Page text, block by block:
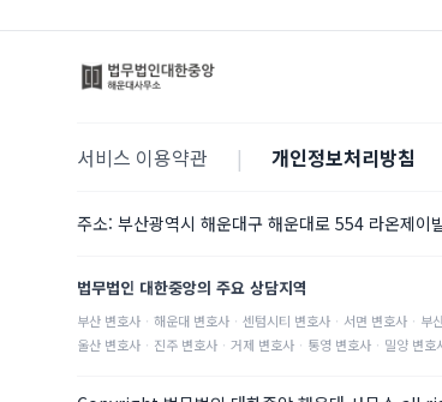
서비스 이용약관 | 개인정보처리방침
주소: 부산광역시 해운대구 해운대로 554 라온제이
법무법인 대한중앙의 주요 상담지역
부산 변호사 · 해운대 변호사 · 센텀시티 변호사 · 서면 변호사 · 부
울산 변호사 · 진주 변호사 · 거제 변호사 · 통영 변호사 · 밀양 변호